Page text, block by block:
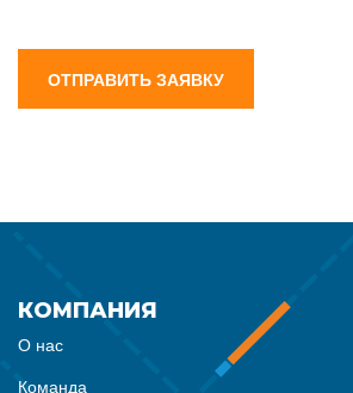
ОТПРАВИТЬ ЗАЯВКУ
КОМПАНИЯ
О нас
Команда